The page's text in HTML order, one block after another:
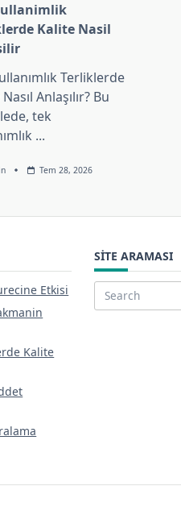
Kalite Nasil
Terliklerde
Anlaşılır? Bu
tek
...
Tem 28, 2026
Etkisi
Kalite
SITE ARAMASI
Search